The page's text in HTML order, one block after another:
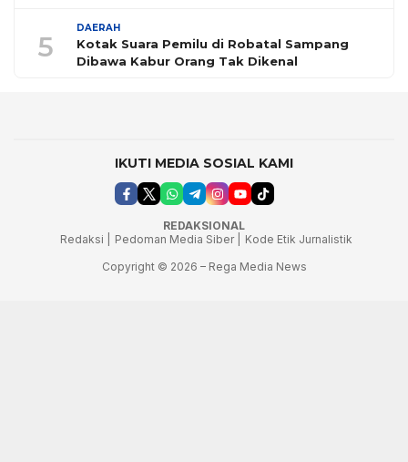
5
DAERAH
Kotak Suara Pemilu di Robatal Sampang
Dibawa Kabur Orang Tak Dikenal
IKUTI MEDIA SOSIAL KAMI
REDAKSIONAL
Redaksi |
Pedoman Media Siber |
Kode Etik Jurnalistik
Copyright © 2026 – Rega Media News